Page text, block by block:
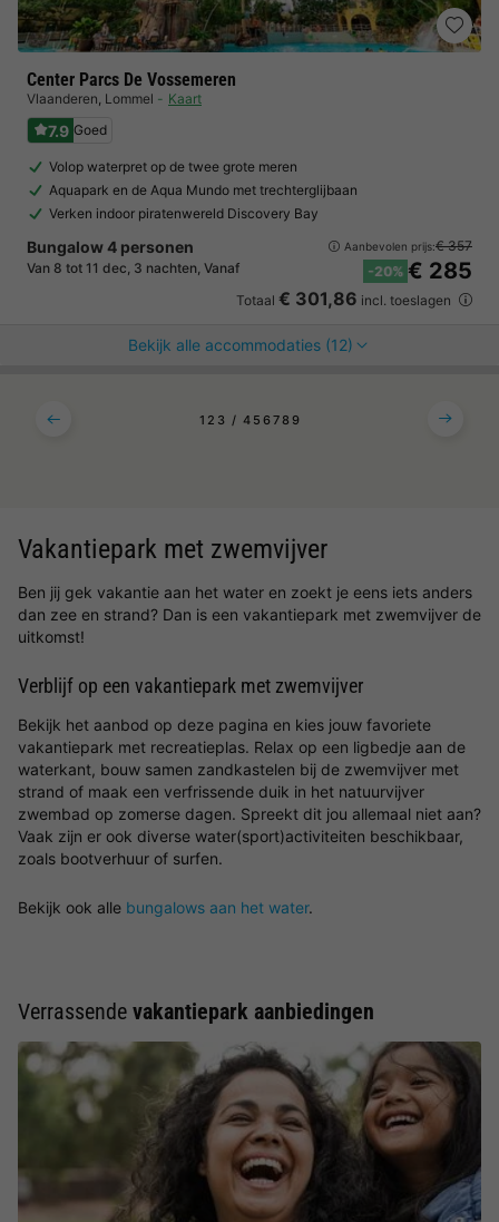
Center Parcs De Vossemeren
Vlaanderen, Lommel Kaart
7.9 Goed
Volop waterpret op de twee grote meren
Aquapark en de Aqua Mundo met trechterglijbaan
Verken indoor piratenwereld Discovery Bay
Bungalow 4 personen
Van 8 tot 11 dec, 3 nachten, Vanaf
Aanbevolen prijs:€ 357
-20% € 285
Totaal € 301,86 incl. toeslagen
Bekijk alle accommodaties (12)
1 2 3 4 5 67 8 9
Vakantiepark met zwemvijver
Ben jij gek vakantie aan het water en zoekt je eens iets anders
dan zee en strand? Dan is een vakantiepark met zwemvijver de
uitkomst!
Verblijf op een vakantiepark met zwemvijver
Bekijk het aanbod op deze pagina en kies jouw favoriete
vakantiepark met recreatieplas. Relax op een ligbedje aan de
waterkant, bouw samen zandkastelen bij de zwemvijver met
strand of maak een verfrissende duik in het natuurvijver
zwembad op zomerse dagen. Spreekt dit jou allemaal niet aan?
Vaak zijn er ook diverse water(sport)activiteiten beschikbaar,
zoals bootverhuur of surfen.
Bekijk ook alle bungalows aan het water.
Verrassende vakantiepark aanbiedingen